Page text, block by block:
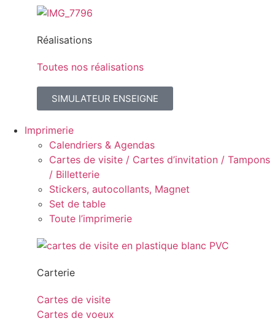
Réalisations
Toutes nos réalisations
SIMULATEUR ENSEIGNE
Imprimerie
Calendriers & Agendas
Cartes de visite / Cartes d’invitation / Tampons
/ Billetterie
Stickers, autocollants, Magnet
Set de table
Toute l’imprimerie
Carterie
Cartes de visite
Cartes de voeux